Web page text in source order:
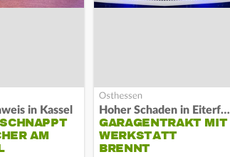
in Kassel
AM
Hoher Schaden in Eiterfeld
GARAGENTRAKT MIT
WERKSTATT
BRENNT